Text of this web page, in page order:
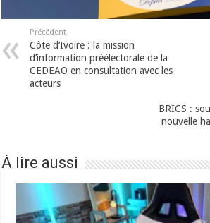
Précédent
Côte d’Ivoire : la mission
d’information préélectorale de la
CEDEAO en consultation avec les
acteurs
BRICS :
nouvelle
À lire aussi